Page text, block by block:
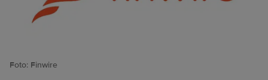
Foto: Finwire